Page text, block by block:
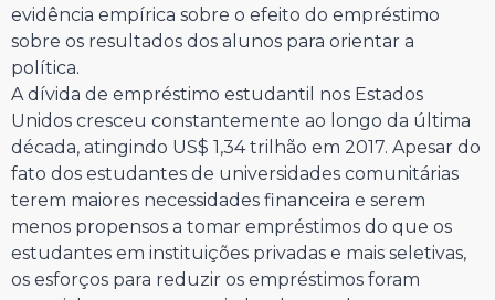
evidência empírica sobre o efeito do empréstimo
sobre os resultados dos alunos para orientar a
política.
A dívida de empréstimo estudantil nos Estados
Unidos cresceu constantemente ao longo da última
década, atingindo US$ 1,34 trilhão em 2017. Apesar do
fato dos estudantes de universidades comunitárias
terem maiores necessidades financeira e serem
menos propensos a tomar empréstimos do que os
estudantes em instituições privadas e mais seletivas,
os esforços para reduzir os empréstimos foram